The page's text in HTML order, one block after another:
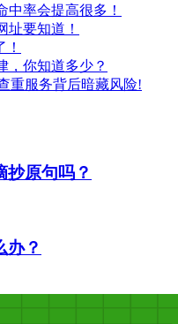
中率会提高很多！
址要知道！
，你知道多少？
重服务背后暗藏风险!
抄原句吗？
办？